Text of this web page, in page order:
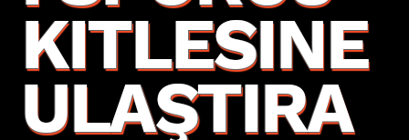
KITLESINE
ULAŞTIRA